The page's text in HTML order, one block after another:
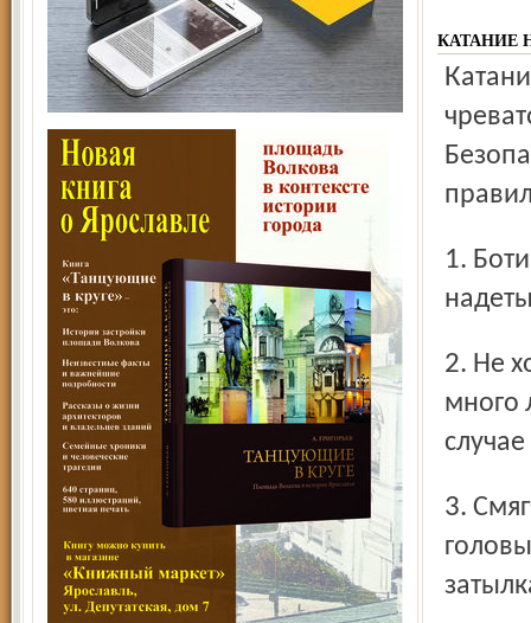
КАТАНИЕ
Катание на коньках укрепляет стопу и голеностоп, но
1. Ботинок должен сидеть плотно, если на ноги ребёнка
2. Не ходите на каток в те дни, когда на нём катается
много
3. Смягчить падения поможет плотная одежда. От ушибов